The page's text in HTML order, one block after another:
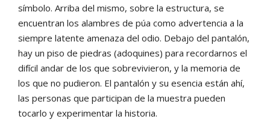
símbolo. Arriba del mismo, sobre la estructura, se
encuentran los alambres de púa como advertencia a la
siempre latente amenaza del odio. Debajo del pantalón,
hay un piso de piedras (adoquines) para recordarnos el
difícil andar de los que sobrevivieron, y la memoria de
los que no pudieron. El pantalón y su esencia están ahí,
las personas que participan de la muestra pueden
tocarlo y experimentar la historia.